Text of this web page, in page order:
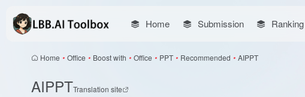
Home Submission Ranking
Home • Office • Boost with • Office • PPT • Recommended • AIPPT
AIPPTTranslation site